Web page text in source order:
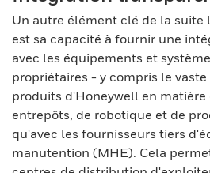
Un autre élément clé de la
est sa capacité à fournir une
avec les équipements et
propriétaires - y compris le
produits d'Honeywell en
entrepôts, de robotique et de
qu'avec les fournisseurs tiers
manutention (MHE). Cela